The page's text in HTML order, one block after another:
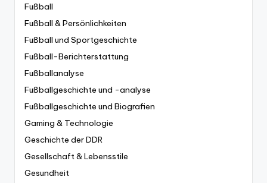
Fußball
Fußball & Persönlichkeiten
Fußball und Sportgeschichte
Fußball-Berichterstattung
Fußballanalyse
Fußballgeschichte und -analyse
Fußballgeschichte und Biografien
Gaming & Technologie
Geschichte der DDR
Gesellschaft & Lebensstile
Gesundheit